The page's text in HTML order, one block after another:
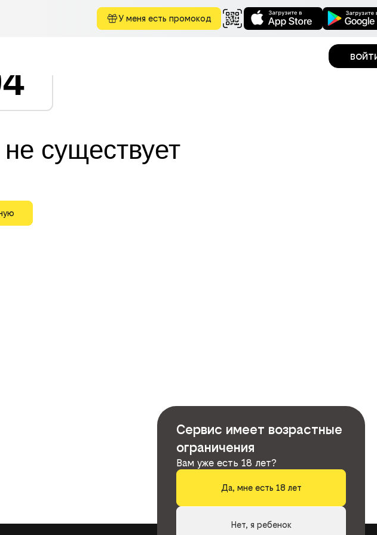
У меня есть промокод
существует
Сервис имеет возрастные
ограничения
Вам уже есть 18 лет?
Да, мне есть 18 лет
Нет, я ребенок